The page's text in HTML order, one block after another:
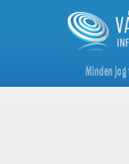
Minden